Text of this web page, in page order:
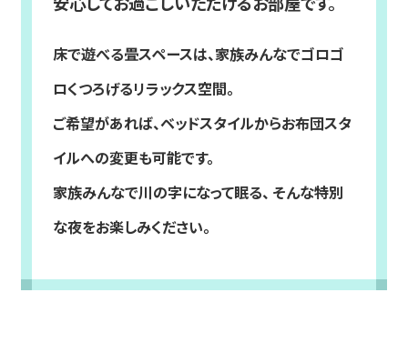
床で遊べる畳スペースは、家族みんなでゴロゴ
ロくつろげるリラックス空間。
ご希望があれば、ベッドスタイルからお布団スタ
イルへの変更も可能です。
家族みんなで川の字になって眠る、 そんな特別
な夜をお楽しみください。